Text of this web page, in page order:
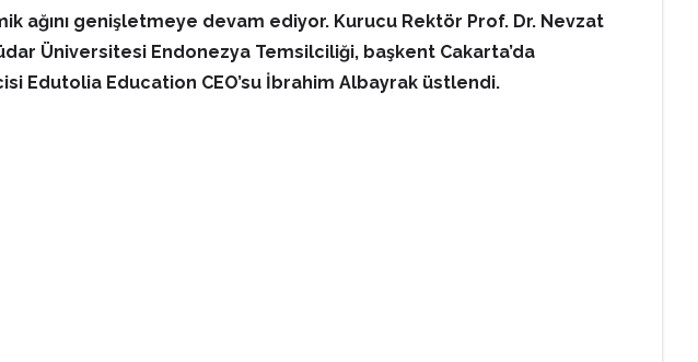
ağını genişletmeye devam ediyor. Kurucu Rektör Prof. Dr. Nevzat
Üniversitesi Endonezya Temsilciliği, başkent Cakarta’da
Edutolia Education CEO’su İbrahim Albayrak üstlendi.